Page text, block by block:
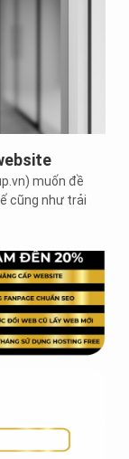
muốn đề
cũng như trải